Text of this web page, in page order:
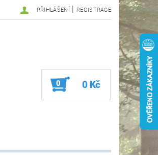
PŘIHLÁŠENÍ | REGISTRACE
0 0 Kč